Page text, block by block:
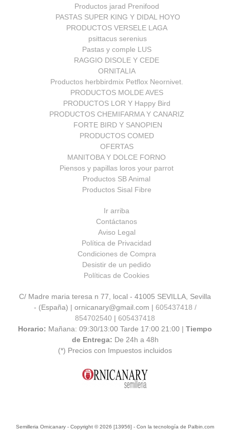
Productos jarad Prenifood
PASTAS SUPER KING Y DIDAL HOYO
PRODUCTOS VERSELE LAGA
psittacus serenius
Pastas y comple LUS
RAGGIO DISOLE Y CEDE
ORNITALIA
Productos herbbirdmix Petflox Neornivet.
PRODUCTOS MOLDE AVES
PRODUCTOS LOR Y Happy Bird
PRODUCTOS CHEMIFARMA Y CANARIZ
FORTE BIRD Y SANOPIEN
PRODUCTOS COMED
OFERTAS
MANITOBA Y DOLCE FORNO
Piensos y papillas loros your parrot
Productos SB Animal
Productos Sisal Fibre
Ir arriba
Contáctanos
Aviso Legal
Política de Privacidad
Condiciones de Compra
Desistir de un pedido
Políticas de Cookies
C/ Madre maria teresa n 77, local - 41005 SEVILLA, Sevilla
- (España) | ornicanary@gmail.com | 605437418 /
854702540 | 605437418
Horario: Mañana: 09:30/13:00 Tarde 17:00 21:00 | Tiempo
de Entrega: De 24h a 48h
(*) Precios con Impuestos incluidos
Semilleria Ornicanary - Copyright © 2026 [13956] - Con la tecnología de Palbin.com